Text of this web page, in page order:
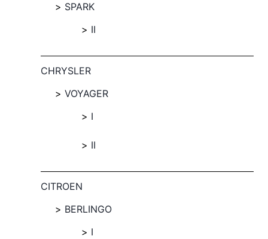
SPARK
II
CHRYSLER
VOYAGER
I
II
CITROEN
BERLINGO
I